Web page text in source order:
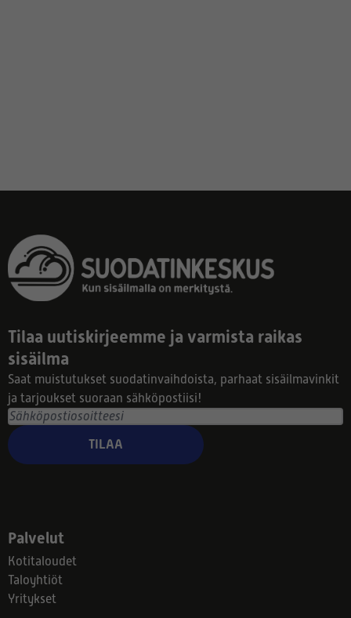
Tilaa uutiskirjeemme ja varmista raikas
sisäilma
Saat muistutukset suodatinvaihdoista, parhaat sisäilmavinkit
ja tarjoukset suoraan sähköpostiisi!
TILAA
Palvelut
Kotitaloudet
Taloyhtiöt
Yritykset